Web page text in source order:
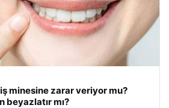
minesine zarar veriyor mu?
beyazlatır mı?